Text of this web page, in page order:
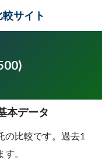
サイト
本データ
の比較です。過去1
。